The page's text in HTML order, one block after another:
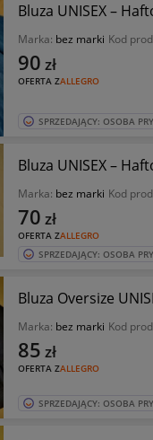
Bluza UNISEX –
Marka: bez marki Kod
OFERTA ZALLEGRO
90 zł
SPRZEDAJĄCY: OSOBA
Bluza UNISEX –
Marka: bez marki Kod
OFERTA ZALLEGRO
70 zł
SPRZEDAJĄCY: OSOBA
Bluza Oversize
Marka: bez marki Kod
OFERTA ZALLEGRO
85 zł
SPRZEDAJĄCY: OSOBA